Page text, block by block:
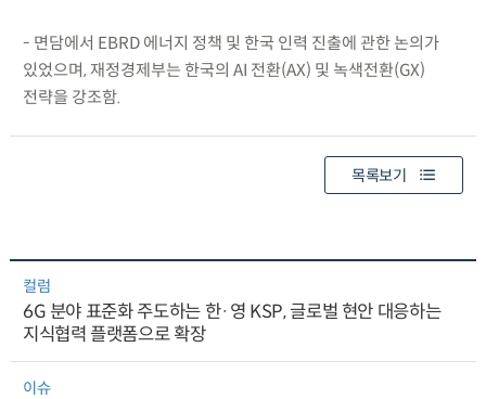
- 면담에서 EBRD 에너지 정책 및 한국 인력 진출에 관한 논의가
있었으며, 재정경제부는 한국의 AI 전환(AX) 및 녹색전환(GX)
전략을 강조함.
목록보기
컬럼
6G 분야 표준화 주도하는 한·영 KSP, 글로벌 현안 대응하는
지식협력 플랫폼으로 확장
이슈